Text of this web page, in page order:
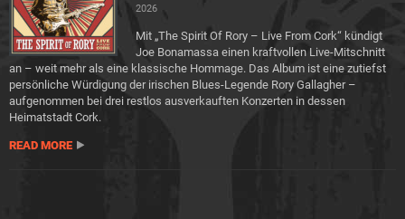
2026
Mit „The Spirit Of Rory – Live From Cork“ kündigt
Joe Bonamassa einen kraftvollen Live-Mitschnitt
an – weit mehr als eine klassische Hommage. Das Album ist eine zutiefst
persönliche Würdigung der irischen Blues-Legende Rory Gallagher –
aufgenommen bei drei restlos ausverkauften Konzerten in dessen
Heimatstadt Cork.
READ MORE